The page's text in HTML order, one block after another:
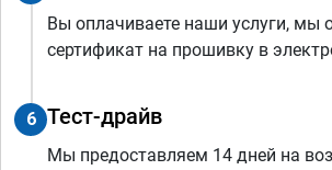
Вы оплачиваете наши услуги, мы
сертификат на прошивку в
6 Тест-драйв
Мы предоставляем 14 дней на